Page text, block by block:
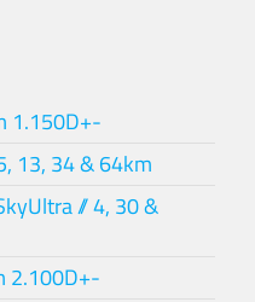
1.150D+-
13, 34 & 64km
// 4, 30 &
2.100D+-